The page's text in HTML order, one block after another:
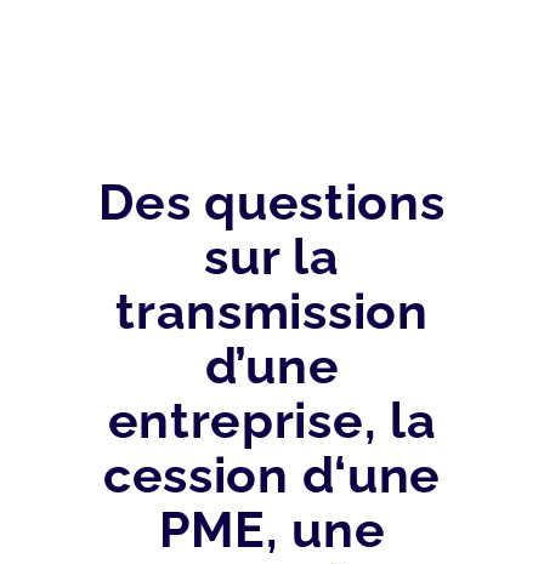
Des questions
sur la
transmission
d’une
entreprise, la
cession d‘une
PME, une